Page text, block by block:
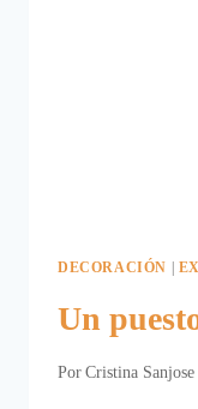
DECORACIÓN |
Un
Por Cristina Sanjose